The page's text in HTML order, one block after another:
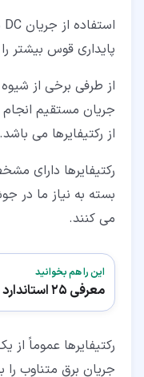
پایداری قوس بیشتر
از طرفی برخی از
جریان مستقیم انجام
از رکتیفایرها می باشد.
رکتیفایرها دارای
بسته به نیاز ما در
می کنند.
این را هم بخوانید
معرفی 25 استاندارد جوشکاری
رکتیفایرها عموماً
جریان برق متناوب